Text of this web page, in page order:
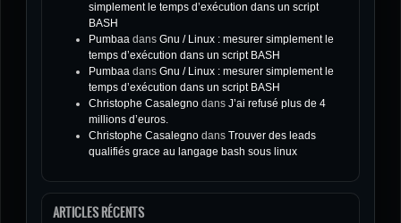
simplement le temps d’exécution dans un script
BASH
Pumbaa dans Gnu / Linux : mesurer simplement le
temps d’exécution dans un script BASH
Pumbaa dans Gnu / Linux : mesurer simplement le
temps d’exécution dans un script BASH
Christophe Casalegno dans J’ai refusé plus de 4
millions d’euros.
Christophe Casalegno dans Trouver des leads
qualifiés grace au langage bash sous linux
ARTICLES RÉCENTS